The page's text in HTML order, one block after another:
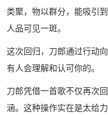
类聚，物以群分，能吸引
人品可见一斑。
这次回归，刀郎通过行动
有人会理解和认可你的。
刀郎凭借一首歌不仅再次
涵。这种操作实在是太给